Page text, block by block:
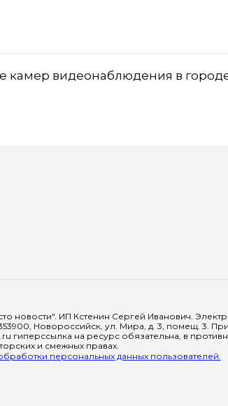
камер видеонаблюдения в
новости". ИП Кстенин Сергей Иванович.
Новороссийск, ул. Мира, д. 3, помещ. 3.
гиперссылка на ресурс обязательна, в
и смежных правах.
персональных данных пользователей.